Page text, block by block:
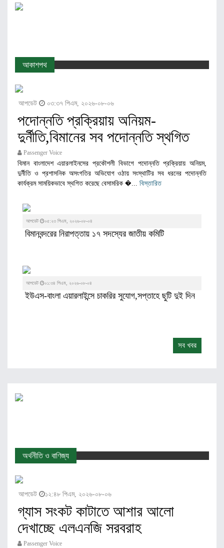
আকাশপথ
আপডেট ০৩:৩৭ পিএম, ২০২৬-০৮-০৬
পদোন্নতি প্রক্রিয়ায় অনিয়ম-
দুর্নীতি,বিমানের সব পদোন্নতি স্থগিত
Passenger Voice
বিমান বাংলাদেশ এয়ারলাইনসের প্রকৌশলী বিভাগে পদোন্নতি প্রক্রিয়ায় অনিয়ম,
দুর্নীতি ও প্রশাসনিক অসংগতির অভিযোগ ওঠায় সংস্থাটির সব ধরনের পদোন্নতি
কার্যক্রম সাময়িকভাবে স্থগিত করেছে বেসামরিক �... বিস্তারিত
আপডেট ০৫:২৩ পিএম, ২০২৬-০৮-০৪
বিমানবন্দরের নিরাপত্তায় ১৭ সদস্যের জাতীয় কমিটি
আপডেট ০১:৩৪ পিএম, ২০২৬-০৮-০৪
ইউএস-বাংলা এয়ারলাইন্সে চাকরির সুযোগ,সপ্তাহে ছুটি দুই দিন
সব খবর
অর্থনীতি ও বাণিজ্য
আপডেট ১২:৪৮ পিএম, ২০২৬-০৮-০৬
গ্যাস সংকট কাটাতে আশার আলো
দেখাচ্ছে এলএনজি সরবরাহ
Passenger Voice